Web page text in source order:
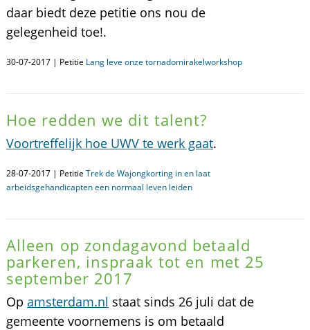
daar biedt deze petitie ons nou de
gelegenheid toe!.
30-07-2017 | Petitie Lang leve onze tornadomirakelworkshop
Hoe redden we dit talent?
Voortreffelijk hoe UWV te werk gaat.
28-07-2017 | Petitie Trek de Wajongkorting in en laat
arbeidsgehandicapten een normaal leven leiden
Alleen op zondagavond betaald
parkeren, inspraak tot en met 25
september 2017
Op amsterdam.nl staat sinds 26 juli dat de
gemeente voornemens is om betaald